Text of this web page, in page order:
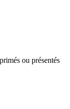
ou présentés